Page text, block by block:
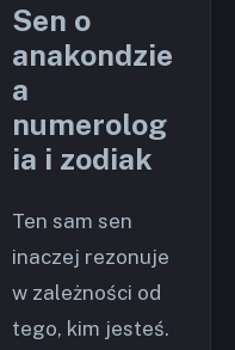
Sen o
anakondzie
a
numerolog
ia i zodiak
Ten sam sen
inaczej rezonuje
w zależności od
tego, kim jesteś.